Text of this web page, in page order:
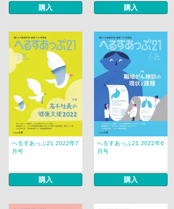
購入 購入
へるすあっぷ21 2022年7
月号
購入
へるすあっぷ21 2022年6
月号
購入